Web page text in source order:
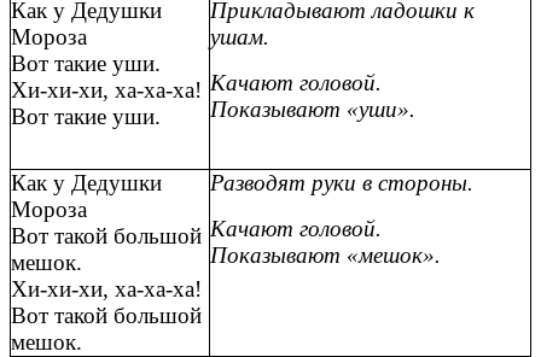
Как у Дедушки
Мороза
Вот такие уши.
Хи-хи-хи, ха-ха-ха!
Вот такие уши.
Прикладывают ладошки к
ушам.
Качают головой.
Показывают «уши».
Как у Дедушки
Мороза
Вот такой большой
мешок.
Хи-хи-хи, ха-ха-ха!
Вот такой большой
мешок.
Разводят руки в стороны.
Качают головой.
Показывают «мешок».